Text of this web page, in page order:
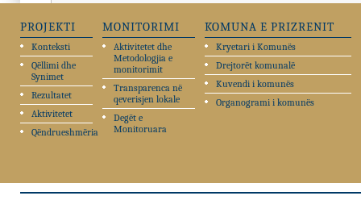
PROJEKTI
Konteksti
Qëllimi dhe
Synimet
Rezultatet
Aktivitetet
Qëndrueshmëria
MONITORIMI
Aktivitetet dhe
Metodologjia e
monitorimit
Transparenca në
qeverisjen lokale
Degët e
Monitoruara
KOMUNA E PRIZRENIT
Kryetari i Komunës
Drejtorët komunalë
Kuvendi i komunës
Organogrami i komunës